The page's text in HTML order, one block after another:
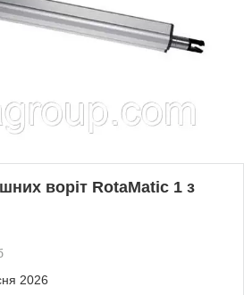
воріт RotaMatic 1 з
2026